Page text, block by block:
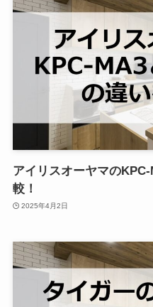
アイリスオーヤマの
較！
2025年4月2日